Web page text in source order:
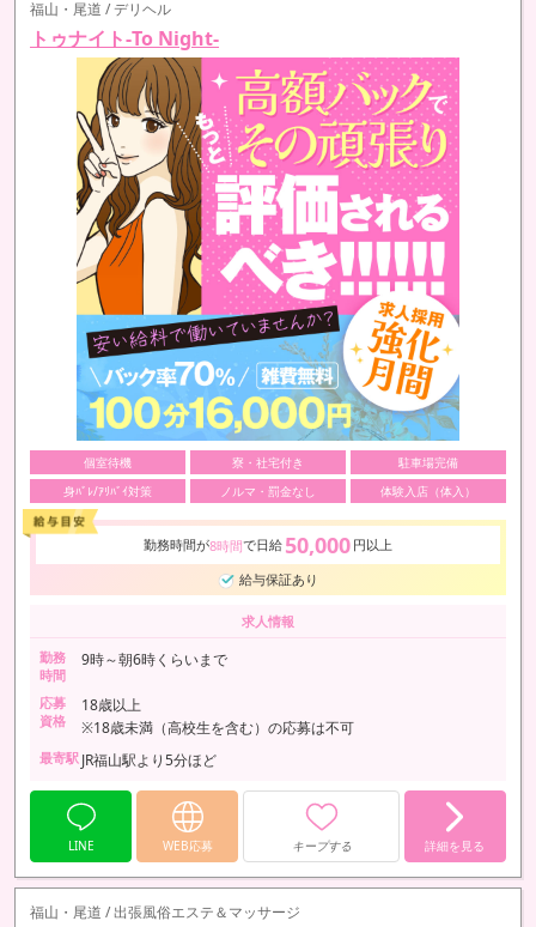
福山・尾道 / デリヘル
トゥナイト-To Night-
個室待機 寮・社宅付き
駐車場完備
身ﾊﾞﾚ/ｱﾘﾊﾞｲ対策
ノルマ・罰金なし 体験入店（体入）
勤務時間が8時間で日給 50,000 円以上
給与保証あり
求人情報
勤務
時間
9時～朝6時くらいまで
応募
資格
18歳以上
※18歳未満（高校生を含む）の応募は不可
最寄駅 JR福山駅より5分ほど
LINE WEB応募 キープする 詳細を見る
福山・尾道 / 出張風俗エステ＆マッサージ